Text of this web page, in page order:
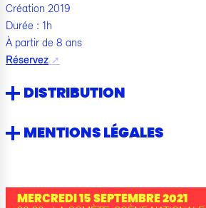
Création 2019
Durée : 1h
À partir de 8 ans
Réservez
DISTRIBUTION
MENTIONS LÉGALES
MERCREDI 15 SEPTEMBRE 2021